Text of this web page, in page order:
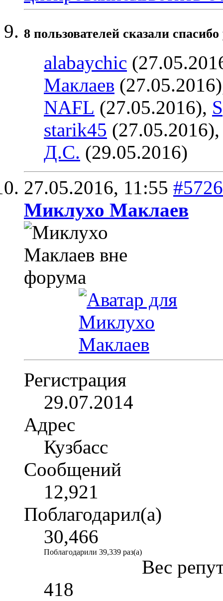
8 пользователей сказали
alabaychic
Маклаев
NAFL (27.05.2016),
starik45
Д.С. (29.05.2016)
27.05.2016, 11:55 #5726
Миклухо Маклаев
Регистрация
29.07.2014
Адрес
Кузбасс
Сообщений
12,921
Поблагодарил(а)
30,466
Поблагодарили 39,339 раз(а)
Вес
418